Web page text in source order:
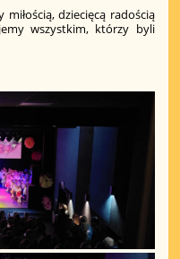
miłością, dziecięcą radością
wszystkim, którzy byli